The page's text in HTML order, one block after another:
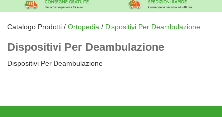
Catalogo Prodotti / Ortopedia / Dispositivi Per Deambulazione
Dispositivi Per Deambulazione
Dispositivi Per Deambulazione